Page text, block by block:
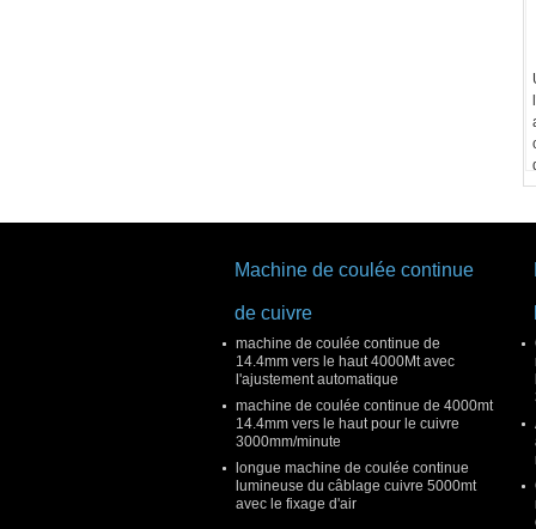
Machine de coulée continue
de cuivre
machine de coulée continue de
14.4mm vers le haut 4000Mt avec
l'ajustement automatique
machine de coulée continue de 4000mt
14.4mm vers le haut pour le cuivre
3000mm/minute
longue machine de coulée continue
lumineuse du câblage cuivre 5000mt
avec le fixage d'air